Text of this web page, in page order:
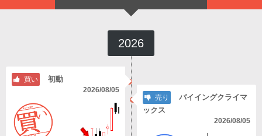
2026
買い 初動
2026/08/05
売り
バイイングクライマ
ックス
2026/08/05